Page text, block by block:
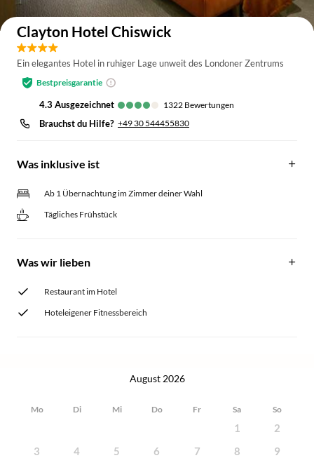
Clayton Hotel Chiswick
Ein elegantes Hotel in ruhiger Lage unweit des Londoner Zentrums
Bestpreisgarantie
4.3 ausgezeichnet 1322 Bewertungen
Brauchst du Hilfe? +49 30 544455830
Was inklusive ist
Ab 1 Übernachtung im Zimmer deiner Wahl
Tägliches Frühstück
Was wir lieben
Restaurant im Hotel
Hoteleigener Fitnessbereich
August 2026
Mo Di Mi Do Fr Sa So
1
2
3
4 5 6 7 8
9